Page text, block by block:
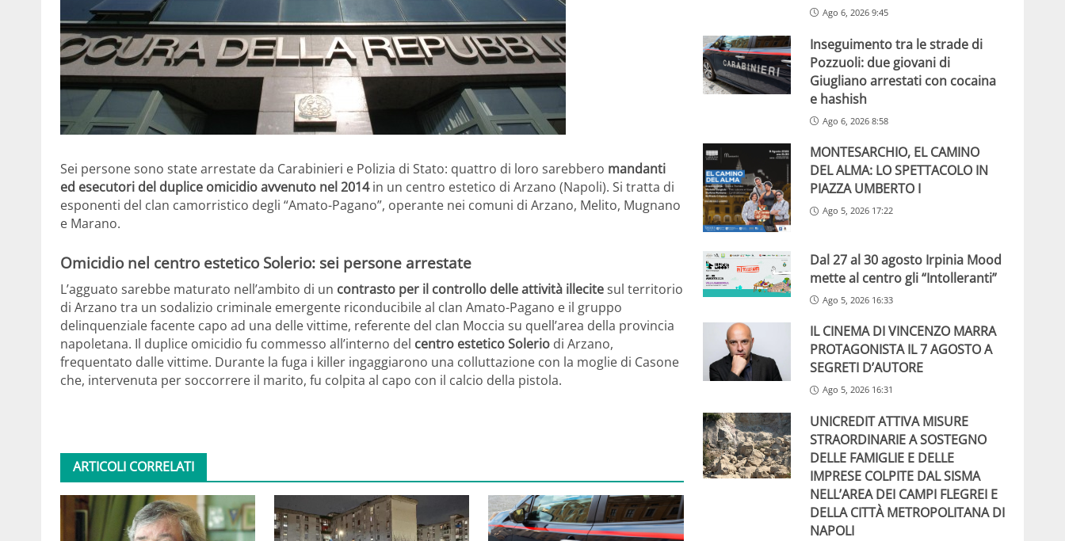
Sei persone sono state arrestate da Carabinieri e Polizia di Stato: quattro di loro sarebbero mandanti
ed esecutori del duplice omicidio avvenuto nel 2014in un centro estetico di Arzano (Napoli). Si tratta di
esponenti del clan camorristico degli “Amato-Pagano”, operante nei comuni di Arzano, Melito, Mugnano
e Marano.
Omicidio nel centro estetico Solerio: sei persone arrestate
L’agguato sarebbe maturato nell’ambito di un contrasto per il controllo delle attività illecitesul territorio
di Arzano tra un sodalizio criminale emergente riconducibile al clan Amato-Pagano e il gruppo
delinquenziale facente capo ad una delle vittime, referente del clan Moccia su quell’area della provincia
napoletana. Il duplice omicidio fu commesso all’interno del centro estetico Solerio di Arzano,
frequentato dalle vittime. Durante la fuga i killer ingaggiarono una colluttazione con la moglie di Casone
che, intervenuta per soccorrere il marito, fu colpita al capo con il calcio della pistola.
ARTICOLI CORRELATI
Ago 6, 2026 9:45
Inseguimento tra le strade di
Pozzuoli: due giovani di
Giugliano arrestati con cocaina
e hashish
Ago 6, 2026 8:58
MONTESARCHIO, EL CAMINO
DEL ALMA: LO SPETTACOLO IN
PIAZZA UMBERTO I
Ago 5, 2026 17:22
Dal 27 al 30 agosto Irpinia Mood
mette al centro gli “Intolleranti”
Ago 5, 2026 16:33
IL CINEMA DI VINCENZO MARRA
PROTAGONISTA IL 7 AGOSTO A
SEGRETI D’AUTORE
Ago 5, 2026 16:31
UNICREDIT ATTIVA MISURE
STRAORDINARIE A SOSTEGNO
DELLE FAMIGLIE E DELLE
IMPRESE COLPITE DAL SISMA
NELL’AREA DEI CAMPI FLEGREI E
DELLA CITTÀ METROPOLITANA DI
NAPOLI